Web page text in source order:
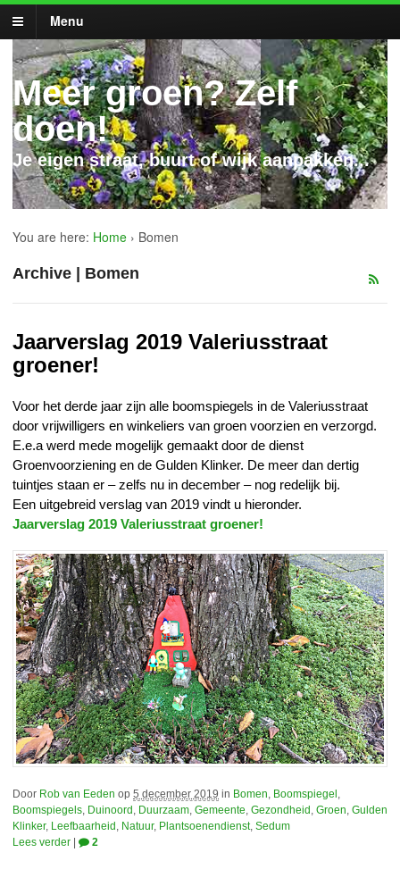
Menu
Meer groen? Zelf
doen!
Je eigen straat, buurt of wijk aanpakken...
You are here: Home › Bomen
Archive | Bomen
Jaarverslag 2019 Valeriusstraat
groener!
Voor het derde jaar zijn alle boomspiegels in de Valeriusstraat
door vrijwilligers en winkeliers van groen voorzien en verzorgd.
E.e.a werd mede mogelijk gemaakt door de dienst
Groenvoorziening en de Gulden Klinker. De meer dan dertig
tuintjes staan er – zelfs nu in december – nog redelijk bij.
Een uitgebreid verslag van 2019 vindt u hieronder.
Jaarverslag 2019 Valeriusstraat groener!
Door Rob van Eeden op 5 december 2019 in Bomen, Boomspiegel,
Boomspiegels, Duinoord, Duurzaam, Gemeente, Gezondheid, Groen, Gulden
Klinker, Leefbaarheid, Natuur, Plantsoenendienst, Sedum
Lees verder | 2